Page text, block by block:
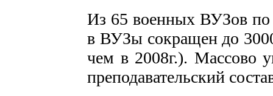
Из 65 военных ВУЗов по
в ВУЗы сокращен до
чем в 2008г.). Массово
преподавательский